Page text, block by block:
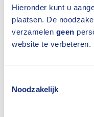
Hieronder kunt u
plaatsen. De
verzamelen geen
website te verbeteren.
Noodzakelijk
In het overzicht
de afgelopen
daadwerkelijke